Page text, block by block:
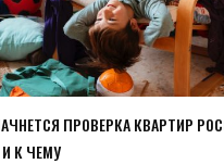
ПРОВЕРКА КВАРТИР
К ЧЕМУ